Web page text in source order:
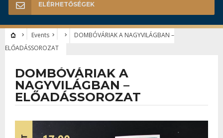
ELÉRHETŐSÉGEK
Events
DOMBÓVÁRIAK A NAGYVILÁGBAN –
ELŐADÁSSOROZAT
DOMBÓVÁRIAK A
NAGYVILÁGBAN –
ELŐADÁSSOROZAT